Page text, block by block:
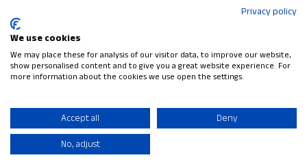
Nie jesteś zalogowany(a) (Zaloguj się)
Podsumowanie zasad przechowywania danych
Polityki
Wspierane przezMoodle
Privacy policy
We use cookies
We may place these for analysis of our visitor data, to improve our website,
show personalised content and to give you a great website experience. For
more information about the cookies we use open the settings.
Accept all Deny
No, adjust